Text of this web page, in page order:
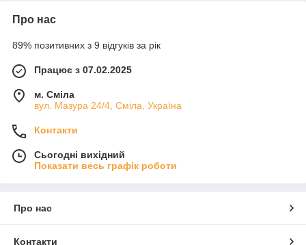
скатертини, подушки та ковдри, які приносять радість щодня.
тварин, включаючи зручні будиночки для котів і
маленьких песиків
🧽🛋️☕ Ваш затишок — наша турбота 💛
Про нас
89% позитивних з 9 відгуків за рік
Працює з 07.02.2025
м. Сміла
вул. Мазура 24/4, Сміла, Україна
Контакти
Сьогодні вихідний
Показати весь графік роботи
Про нас
Контакти